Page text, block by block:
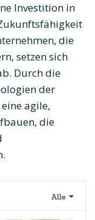
Investition in
die
setzen sich
Durch die
der
agile,
die
Alle